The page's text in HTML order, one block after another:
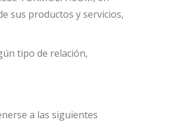
sus productos y servicios,
tipo de relación,
a las siguientes